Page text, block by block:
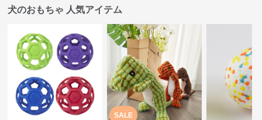
犬のおもちゃ 人気アイテム
SALE